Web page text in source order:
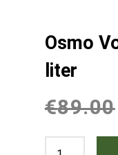
Osmo
liter
€89.00
Osmo